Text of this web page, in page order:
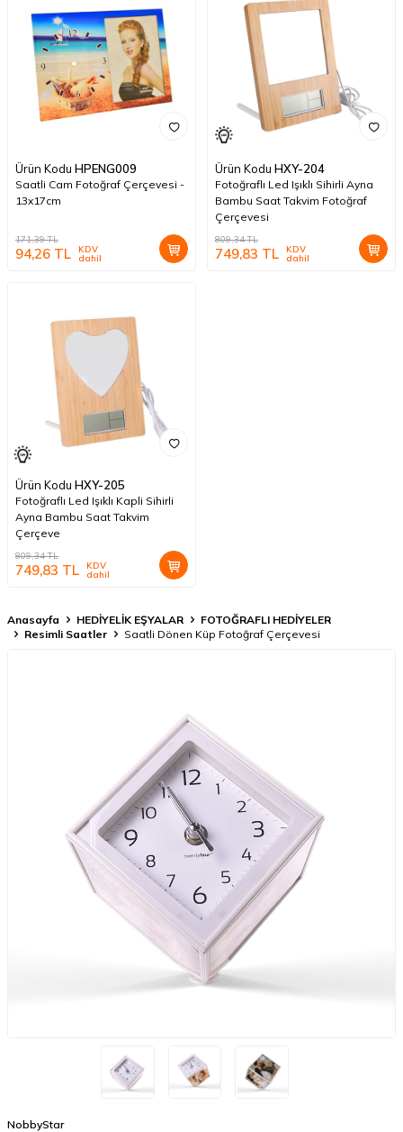
Ürün Kodu HPENG009
Saatli Cam Fotoğraf Çerçevesi -
13x17cm
171,39TL
94,26 TL KDV
dahil
Ürün Kodu HXY-204
Fotoğraflı Led Işıklı Sihirli Ayna
Bambu Saat Takvim Fotoğraf
Çerçevesi
809,34TL
749,83 TL KDV
dahil
Ürün Kodu HXY-205
Fotoğraflı Led Işıklı Kapli Sihirli
Ayna Bambu Saat Takvim
Çerçeve
809,34TL
749,83 TL KDV
dahil
Anasayfa HEDİYELİK EŞYALAR
FOTOĞRAFLI HEDİYELER
Resimli Saatler
Saatli Dönen Küp Fotoğraf Çerçevesi
NobbyStar